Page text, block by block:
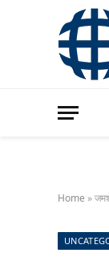
Home »